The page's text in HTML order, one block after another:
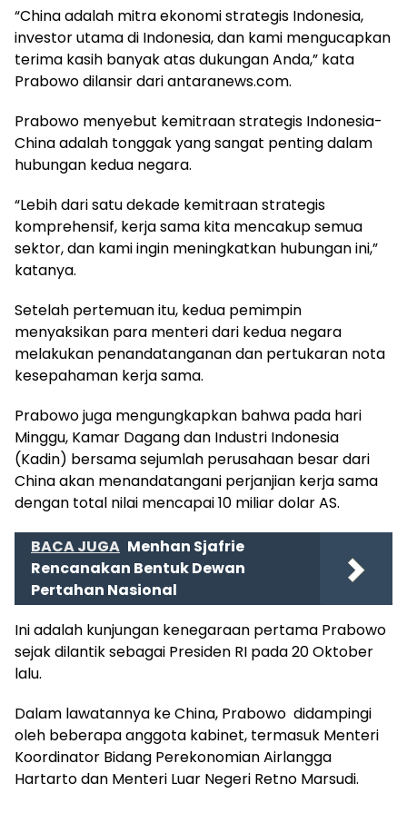
“China adalah mitra ekonomi strategis Indonesia,
investor utama di Indonesia, dan kami mengucapkan
terima kasih banyak atas dukungan Anda,” kata
Prabowo dilansir dari antaranews.com.
Prabowo menyebut kemitraan strategis Indonesia-
China adalah tonggak yang sangat penting dalam
hubungan kedua negara.
“Lebih dari satu dekade kemitraan strategis
komprehensif, kerja sama kita mencakup semua
sektor, dan kami ingin meningkatkan hubungan ini,”
katanya.
Setelah pertemuan itu, kedua pemimpin
menyaksikan para menteri dari kedua negara
melakukan penandatanganan dan pertukaran nota
kesepahaman kerja sama.
Prabowo juga mengungkapkan bahwa pada hari
Minggu, Kamar Dagang dan Industri Indonesia
(Kadin) bersama sejumlah perusahaan besar dari
China akan menandatangani perjanjian kerja sama
dengan total nilai mencapai 10 miliar dolar AS.
BACA JUGA Menhan Sjafrie
Rencanakan Bentuk Dewan
Pertahan Nasional
Ini adalah kunjungan kenegaraan pertama Prabowo
sejak dilantik sebagai Presiden RI pada 20 Oktober
lalu.
Dalam lawatannya ke China, Prabowo didampingi
oleh beberapa anggota kabinet, termasuk Menteri
Koordinator Bidang Perekonomian Airlangga
Hartarto dan Menteri Luar Negeri Retno Marsudi.